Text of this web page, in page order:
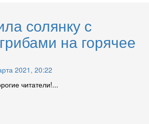
солянку с
на горячее
2021, 20:22
читатели!...